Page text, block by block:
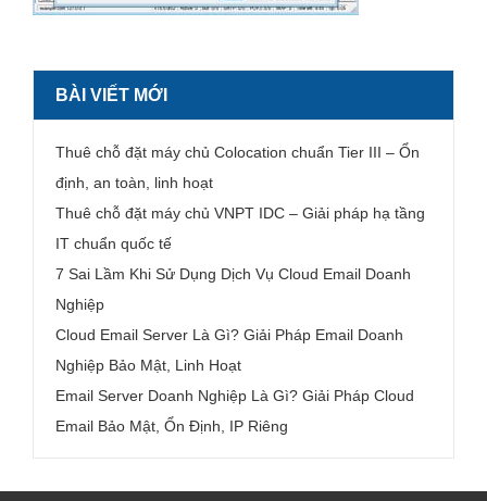
BÀI VIẾT MỚI
Thuê chỗ đặt máy chủ Colocation chuẩn Tier III – Ổn
định, an toàn, linh hoạt
Thuê chỗ đặt máy chủ VNPT IDC – Giải pháp hạ tầng
IT chuẩn quốc tế
7 Sai Lầm Khi Sử Dụng Dịch Vụ Cloud Email Doanh
Nghiệp
Cloud Email Server Là Gì? Giải Pháp Email Doanh
Nghiệp Bảo Mật, Linh Hoạt
Email Server Doanh Nghiệp Là Gì? Giải Pháp Cloud
Email Bảo Mật, Ổn Định, IP Riêng